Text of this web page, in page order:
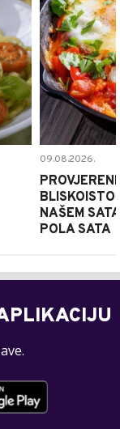
09.08.2026.
NAŠEM
POLA SATA